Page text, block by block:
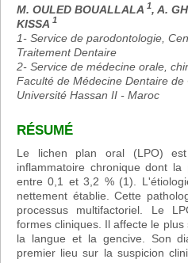
M. OULED BOUALLALA 1, A.
KISSA 1
1- Service de parodontologie,
Traitement Dentaire
2- Service de médecine orale,
Faculté de Médecine Dentaire de
Université Hassan II - Maroc
RÉSUMÉ
Le lichen plan oral (LPO) est
inflammatoire chronique dont
entre 0,1 et 3,2 % (1).
nettement établie. Cette
processus multifactoriel. Le
formes cliniques. Il affecte le plus
la langue et la gencive. Son
premier lieu sur la suspicion